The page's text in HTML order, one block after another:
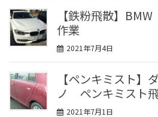
【鉄粉飛散】
作業
2021年7月4日
【ペンキミスト】
ノ ペンキミスト
2021年7月1日